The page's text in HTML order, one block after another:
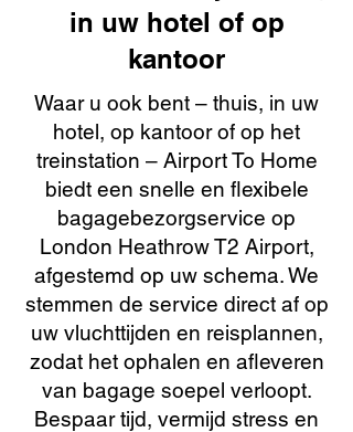
in uw hotel of op
kantoor
Waar u ook bent – thuis, in uw
hotel, op kantoor of op het
treinstation – Airport To Home
biedt een snelle en flexibele
bagagebezorgservice op
London Heathrow T2 Airport,
afgestemd op uw schema. We
stemmen de service direct af op
uw vluchttijden en reisplannen,
zodat het ophalen en afleveren
van bagage soepel verloopt.
Bespaar tijd, vermijd stress en